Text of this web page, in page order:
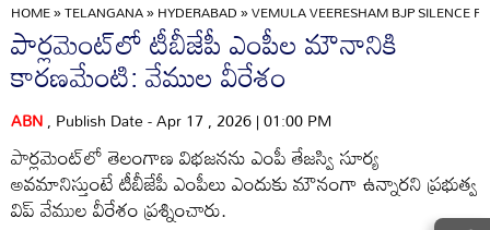
HOME»TELANGANA»HYDERABAD»VEMULA VEERESHAM BJP SILENCE
పార్లమెంట్‌లో టీబీజేపీ ఎంపీల మౌనానికి
కారణమేంటి: వేముల వీరేశం
ABN, Publish Date - Apr 17 , 2026 | 01:00 PM
పార్లమెంట్‌లో తెలంగాణ విభజనను ఎంపీ తేజస్వి సూర్య
అవమానిస్తుంటే టీబీజేపీ ఎంపీలు ఎందుకు మౌనంగా ఉన్నారని ప్రభుత్వ
విప్ వేముల వీరేశం ప్రశ్నించారు.